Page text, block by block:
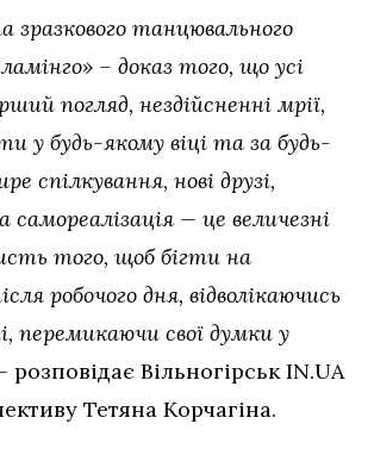
зразкового танцювального
– доказ того, що усі
погляд, нездійсненні мрії,
у будь-якому віці та за будь-
спілкування, нові друзі,
— це величезні
того, щоб бігти на
робочого дня, відволікаючись
перемикаючи свої думки у
розповідає Вільногірськ IN.UA
Тетяна Корчагіна.